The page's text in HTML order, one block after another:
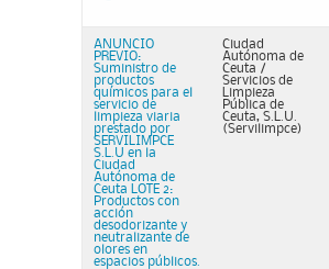
ANUNCIO
PREVIO:
Suministro de
productos
químicos para el
servicio de
limpieza viaria
prestado por
SERVILIMPCE
S.L.U en la
Ciudad
Autónoma de
Ceuta LOTE 2:
Productos con
acción
desodorizante y
neutralizante de
olores en
espacios públicos.
Ciudad
Autónoma de
Ceuta /
Servicios de
Limpieza
Pública de
Ceuta, S.L.U.
(Servilimpce)